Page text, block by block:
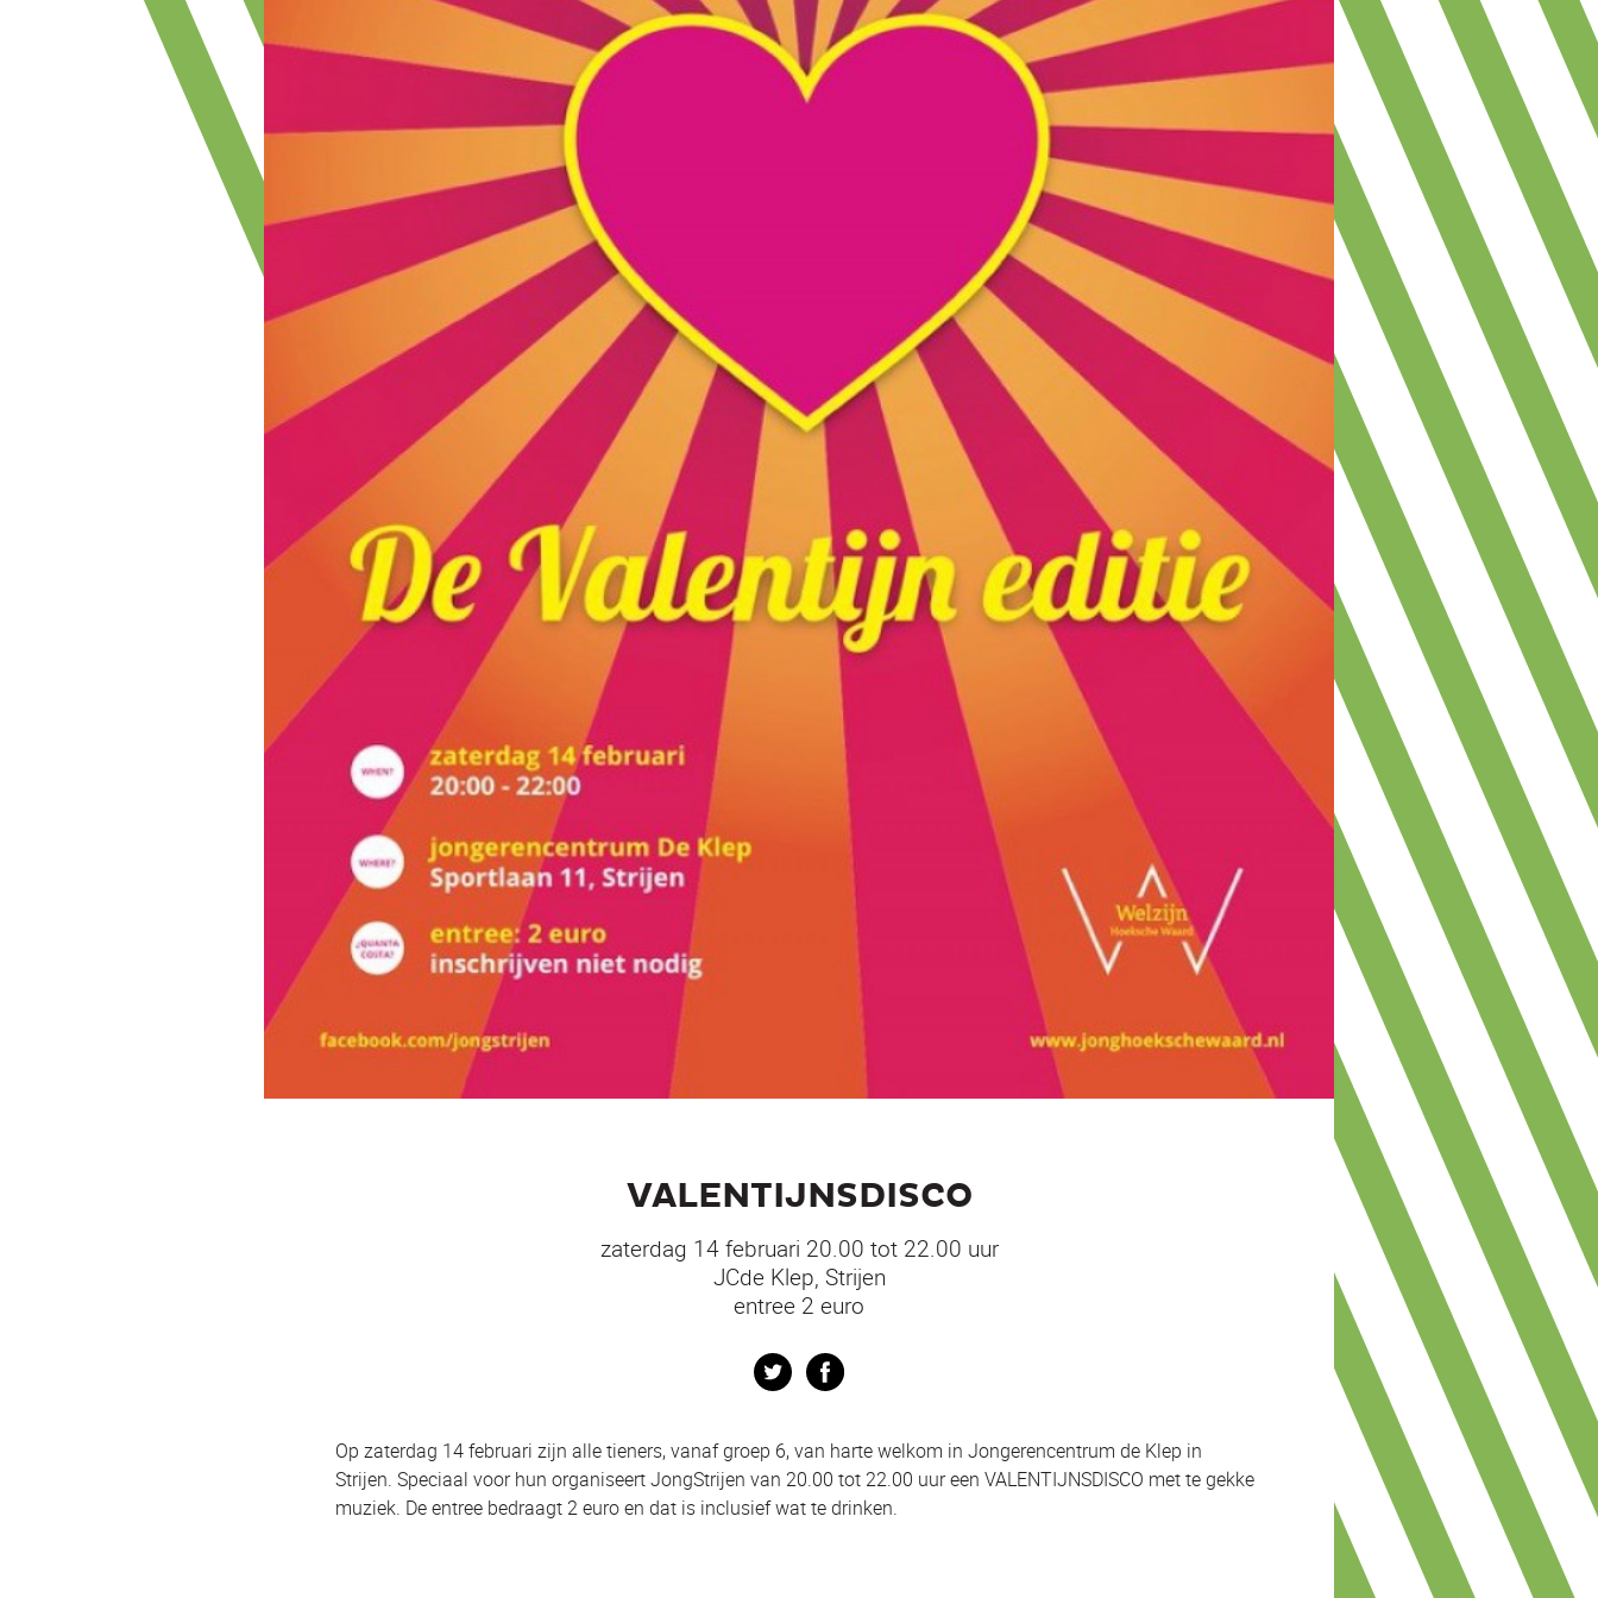
VALENTIJNSDISCO
zaterdag 14 februari 20.00 tot 22.00 uur
JCde Klep, Strijen
entree 2 euro
Twitter
Op zaterdag 14 februari zijn alle tieners, vanaf groep 6, van harte welkom in Jongerencentrum de Klep in
Strijen. Speciaal voor hun organiseert JongStrijen van 20.00 tot 22.00 uur een VALENTIJNSDISCO met te gekke
muziek. De entree bedraagt 2 euro en dat is inclusief wat te drinken.